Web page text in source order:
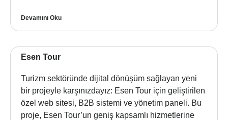
Devamını Oku
Esen Tour
Turizm sektöründe dijital dönüşüm sağlayan yeni
bir projeyle karşınızdayız: Esen Tour için geliştirilen
özel web sitesi, B2B sistemi ve yönetim paneli. Bu
proje, Esen Tour’un geniş kapsamlı hizmetlerine